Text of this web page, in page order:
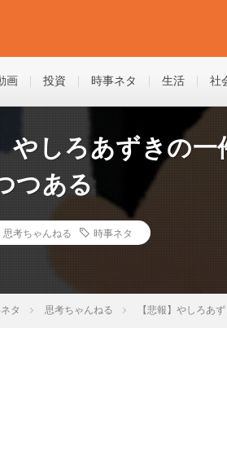
画 投資 時事ネタ 生活 社
やしろあずきの
つある
思考ちゃんねる 時事ネタ
タ 思考ちゃんねる 【悲報】やしろあ